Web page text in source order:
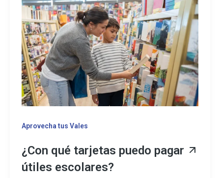
Aprovecha tus Vales
¿Con qué tarjetas puedo pagar
útiles escolares?